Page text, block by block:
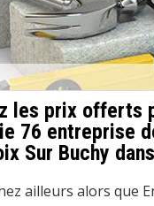
les prix offerts
76 entreprise
Sur Buchy
ailleurs alors que